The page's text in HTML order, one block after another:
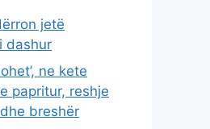
jetë
dashur
ne kete
papritur, reshje
breshër